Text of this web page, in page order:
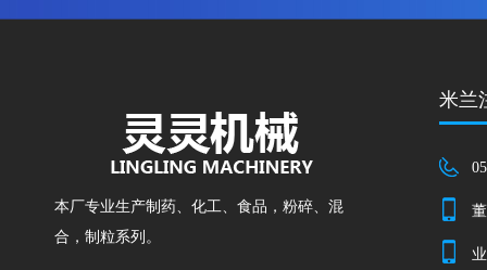
本厂专业生产制药、化工、食品，粉碎、混
合，制粒系列。
米兰